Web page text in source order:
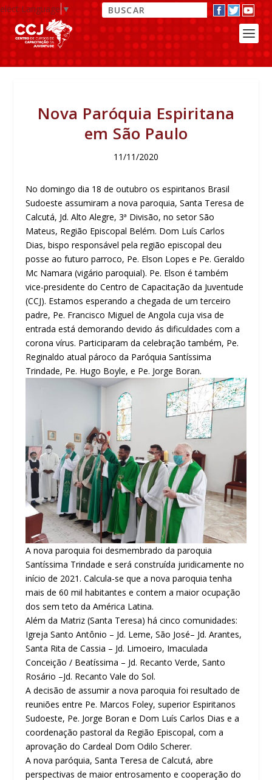
Language▼
Nova Paróquia Espiritana
em São Paulo
11/11/2020
No domingo dia 18 de outubro os espiritanos Brasil
Sudoeste assumiram a nova paroquia, Santa Teresa de
Calcutá, Jd. Alto Alegre, 3ª Divisão, no setor São
Mateus, Região Episcopal Belém. Dom Luís Carlos
Dias, bispo responsável pela região episcopal deu
posse ao futuro parroco, Pe. Elson Lopes e Pe. Geraldo
Mc Namara (vigário paroquial). Pe. Elson é também
vice-presidente do Centro de Capacitação da Juventude
(CCJ). Estamos esperando a chegada de um terceiro
padre, Pe. Francisco Miguel de Angola cuja visa de
entrada está demorando devido ás dificuldades com a
corona vírus. Participaram da celebração também, Pe.
Reginaldo atual pároco da Paróquia Santíssima
Trindade, Pe. Hugo Boyle, e Pe. Jorge Boran.
A nova paroquia foi desmembrado da paroquia
Santíssima Trindade e será construída juridicamente no
início de 2021. Calcula-se que a nova paroquia tenha
mais de 60 mil habitantes e contem a maior ocupação
dos sem teto da América Latina.
Além da Matriz (Santa Teresa) há cinco comunidades:
Igreja Santo Antônio – Jd. Leme, São José– Jd. Arantes,
Santa Rita de Cassia – Jd. Limoeiro, Imaculada
Conceição / Beatíssima – Jd. Recanto Verde, Santo
Rosário –Jd. Recanto Vale do Sol.
A decisão de assumir a nova paroquia foi resultado de
reuniões entre Pe. Marcos Foley, superior Espiritanos
Sudoeste, Pe. Jorge Boran e Dom Luís Carlos Dias e a
coordenação pastoral da Região Episcopal, com a
aprovação do Cardeal Dom Odilo Scherer.
A nova paróquia, Santa Teresa de Calcutá, abre
perspectivas de maior entrosamento e cooperação do